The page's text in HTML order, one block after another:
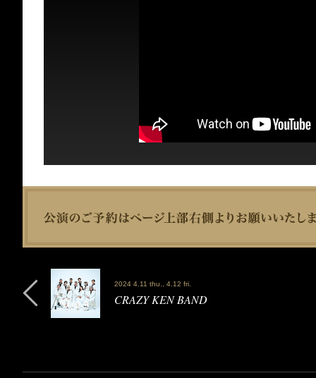
2024 4.11 thu., 4.12 fri.
CRAZY KEN BAND